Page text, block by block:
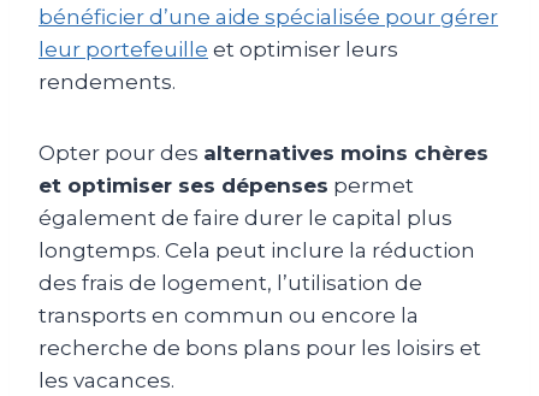
bénéficier d’une aide spécialisée pour gérer
leur portefeuille et optimiser leurs
rendements.
Opter pour des alternatives moins chères
et optimiser ses dépenses permet
également de faire durer le capital plus
longtemps. Cela peut inclure la réduction
des frais de logement, l’utilisation de
transports en commun ou encore la
recherche de bons plans pour les loisirs et
les vacances.